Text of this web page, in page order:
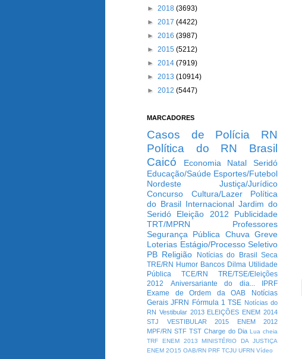
► 2018 (3693)
► 2017 (4422)
► 2016 (3987)
► 2015 (5212)
► 2014 (7919)
► 2013 (10914)
► 2012 (5447)
MARCADORES
Casos de Polícia
RN
Política do RN
Brasil
Caicó
Economia Natal
Seridó
Educação/Saúde Esportes/Futebol
Nordeste
Justiça/Jurídico
Concurso
Cultura/Lazer
Política
do Brasil Internacional Jardim do
Seridó
Eleição 2012
Publicidade
TRT/MPRN
Professores
Segurança Pública Chuva Greve
Loterias Estágio/Processo Seletivo
PB Religião Notícias do Brasil
Seca
TRE/RN Humor Bancos Dilma Utilidade
Pública
TCE/RN
TRE/TSE/Eleições
2012
Aniversariante do dia...
IPRF
Exame de Ordem da OAB
Notícias
Gerais JFRN Fórmula 1 TSE Notícias do
RN Vestibular 2013 ELEIÇÕES ENEM 2014
STJ
VESTIBULAR 2015
ENEM 2012
MPF/RN STF TST Charge do Dia Lua cheia
TRF
ENEM 2013
MINISTÉRIO DA JUSTIÇA
ENEM 2O15 OAB/RN PRF TCJU UFRN Vídeo